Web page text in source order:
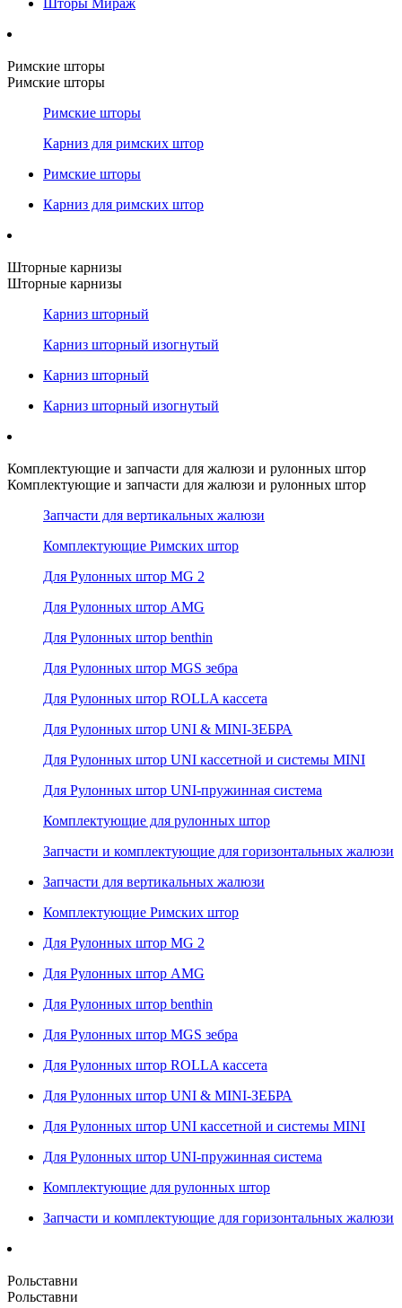
Шторы Мираж
Римские шторы
Римские шторы
Римские шторы
Карниз для римских штор
Римские шторы
Карниз для римских штор
Шторные карнизы
Шторные карнизы
Карниз шторный
Карниз шторный изогнутый
Карниз шторный
Карниз шторный изогнутый
Комплектующие и запчасти для жалюзи и рулонных штор
Комплектующие и запчасти для жалюзи и рулонных штор
Запчасти для вертикальных жалюзи
Комплектующие Римских штор
Для Рулонных штор MG 2
Для Рулонных штор AMG
Для Рулонных штор benthin
Для Рулонных штор MGS зебра
Для Рулонных штор ROLLA кассета
Для Рулонных штор UNI & MINI-ЗЕБРА
Для Рулонных штор UNI кассетной и системы MINI
Для Рулонных штор UNI-пружинная система
Комплектующие для рулонных штор
Запчасти и комплектующие для горизонтальных жалюзи
Запчасти для вертикальных жалюзи
Комплектующие Римских штор
Для Рулонных штор MG 2
Для Рулонных штор AMG
Для Рулонных штор benthin
Для Рулонных штор MGS зебра
Для Рулонных штор ROLLA кассета
Для Рулонных штор UNI & MINI-ЗЕБРА
Для Рулонных штор UNI кассетной и системы MINI
Для Рулонных штор UNI-пружинная система
Комплектующие для рулонных штор
Запчасти и комплектующие для горизонтальных жалюзи
Рольставни
Рольставни